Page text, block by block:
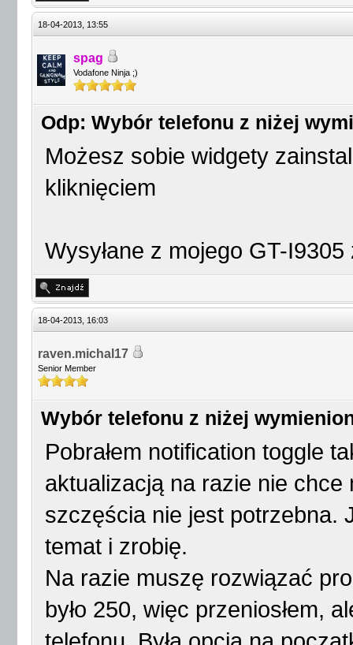
18-04-2013, 13:55
spag
Vodafone Ninja ;)
Odp: Wybór telefonu z niżej
Możesz sobie widgety
kliknięciem
Wysyłane z mojego GT-
18-04-2013, 16:03
raven.michal17
Senior Member
Wybór telefonu z niżej
Pobrałem notification toggle
aktualizacją na razie nie
szczęścia nie jest potrzebna.
temat i zrobię.
Na razie muszę rozwiązać
było 250, więc przeniosłem,